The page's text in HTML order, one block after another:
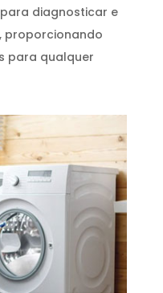
diagnosticar e
proporcionando
para qualquer